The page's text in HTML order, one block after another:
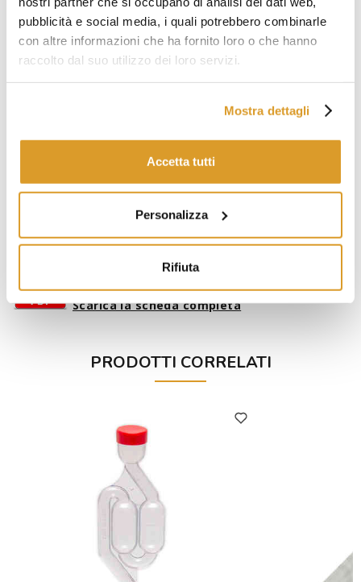
pubblicità e social media, i quali potrebbero combinarle
con altre informazioni che ha fornito loro o che hanno
raccolto dal suo utilizzo dei loro servizi.
Mostra dettagli
Accetta tutti
Personalizza
Rifiuta
Reidratare in 100 ml di liquido a 30°-35° C
Proprietà microbiologiche:
Percentuale di solidi: 93-95%
9
secco
cellule di lievito* (metodo
Batteri: < 1 per 10 cellule di lievito secondo i metodi di
superato una rigorosa serie di test
Conservazione:
Scarica la scheda completa
PRODOTTI CORRELATI